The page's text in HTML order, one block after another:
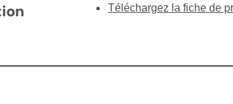
Téléchargez la fiche de